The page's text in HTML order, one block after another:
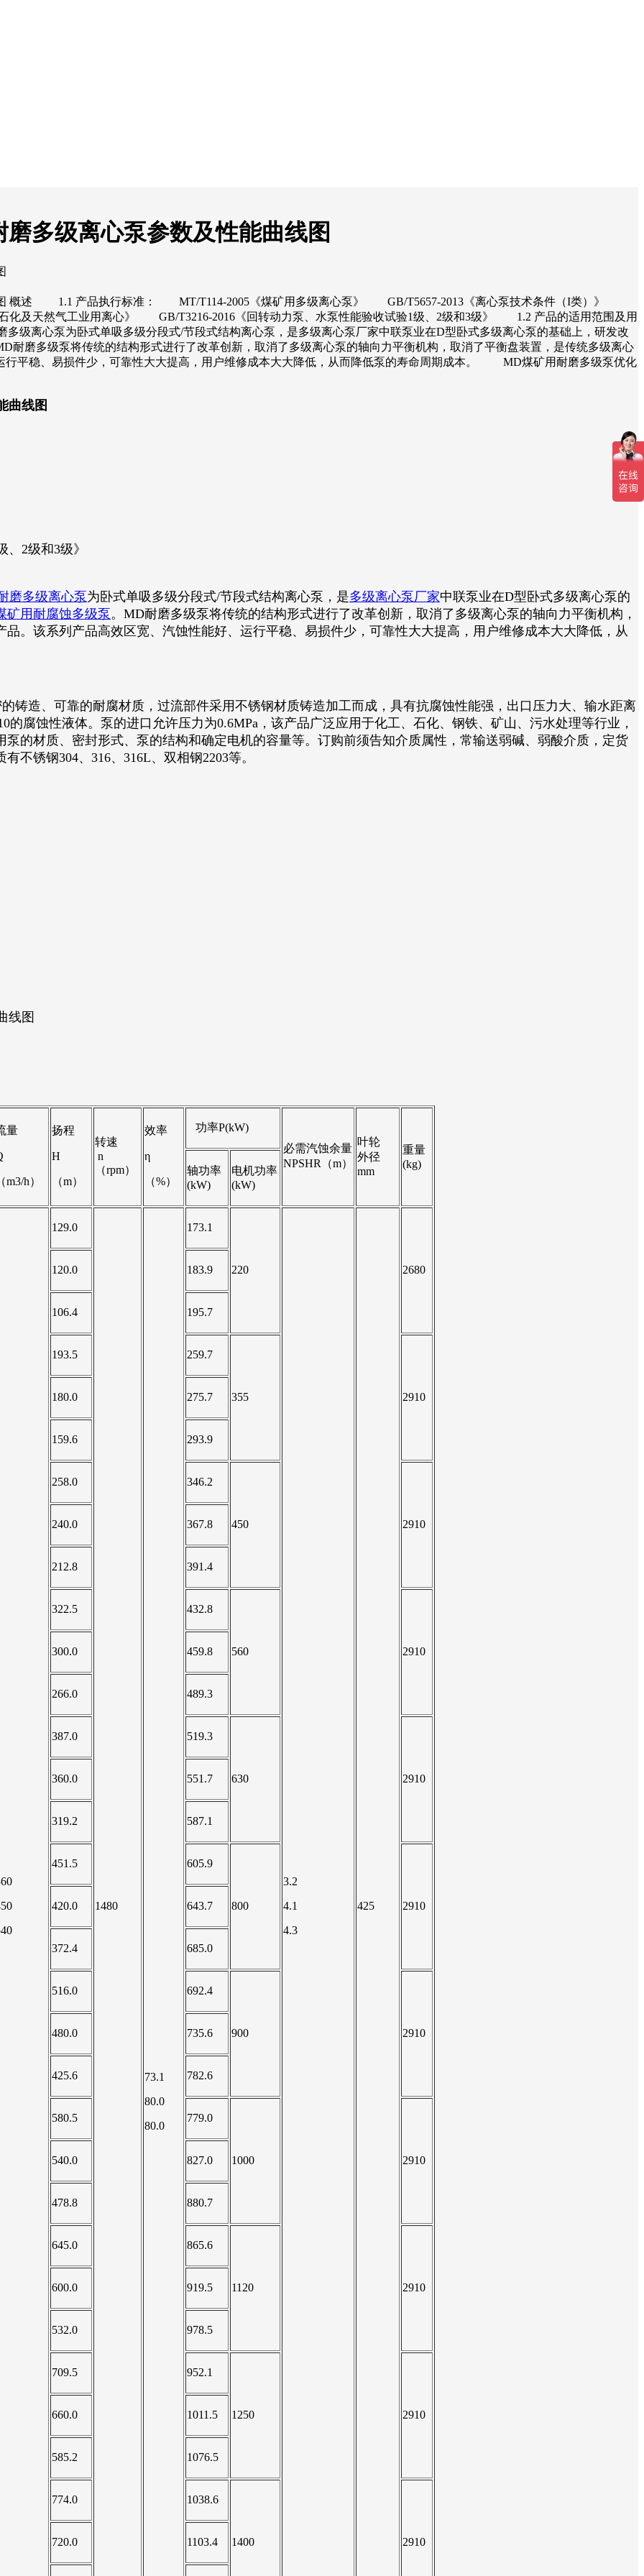
多级离心泵参数及性能曲线图
线图 概述 1.1 产品执行标准： MT/T114-2005《煤矿用多级离心泵》 GB/T5657-2013《离心泵技术条件（I类）》
化及天然气工业用离心》 GB/T3216-2016《回转动力泵、水泵性能验收试验1级、2级和3级》 1.2 产品的适用范围及用
离心泵为卧式单吸多级分段式/节段式结构离心泵，是多级离心泵厂家中联泵业在D型卧式多级离心泵的基础上，研发改
耐磨多级泵将传统的结构形式进行了改革创新，取消了多级离心泵的轴向力平衡机构，取消了平衡盘装置，是传统多级离心
行平稳、易损件少，可靠性大大提高，用户维修成本大大降低，从而降低泵的寿命周期成本。 MD煤矿用耐磨多级泵优化
曲线图
2级和3级》
磨多级离心泵为卧式单吸多级分段式/节段式结构离心泵，是多级离心泵厂家中联泵业在D型卧式多级离心泵的
矿用耐腐蚀多级泵。MD耐磨多级泵将传统的结构形式进行了改革创新，取消了多级离心泵的轴向力平衡机构，
。该系列产品高效区宽、汽蚀性能好、运行平稳、易损件少，可靠性大大提高，用户维修成本大大降低，从
造、可靠的耐腐材质，过流部件采用不锈钢材质铸造加工而成，具有抗腐蚀性能强，出口压力大、输水距离
腐蚀性液体。泵的进口允许压力为0.6MPa，该产品广泛应用于化工、石化、钢铁、矿山、污水处理等行业，
的材质、密封形式、泵的结构和确定电机的容量等。订购前须告知介质属性，常输送弱碱、弱酸介质，定货
不锈钢304、316、316L、双相钢2203等。
线图
量
m3/h）
扬程
H
（m）
转速
n
（rpm）
效率
η
（%）
功率P(kW)
必需汽蚀余量
NPSHR（m）
叶轮
外径
mm
重量
(kg)
轴功率
(kW)
电机功率
(kW)
129.0
1480
73.1
80.0
80.0
173.1
220
3.2
4.1
4.3
425
2680
120.0 183.9
106.4 195.7
193.5 259.7
355 2910
180.0 275.7
159.6 293.9
258.0 346.2
450 2910
240.0 367.8
212.8 391.4
322.5 432.8
560 2910
300.0 459.8
266.0 489.3
387.0 519.3
630 2910
360.0 551.7
319.2 587.1
451.5 605.9
800 2910
420.0 643.7
372.4 685.0
516.0 692.4
900 2910
480.0 735.6
425.6 782.6
580.5 779.0
1000 2910
540.0 827.0
478.8 880.7
645.0 865.6
1120 2910
600.0 919.5
532.0 978.5
709.5 952.1
1250 2910
660.0 1011.5
585.2 1076.5
774.0 1038.6
1400 2910
720.0 1103.4